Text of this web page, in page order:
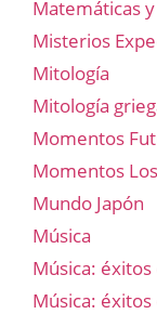
Matemáticas
Misterios
Mitología
Mitología
Momentos
Momentos
Mundo Japón
Música
Música: éxitos
Música: éxitos